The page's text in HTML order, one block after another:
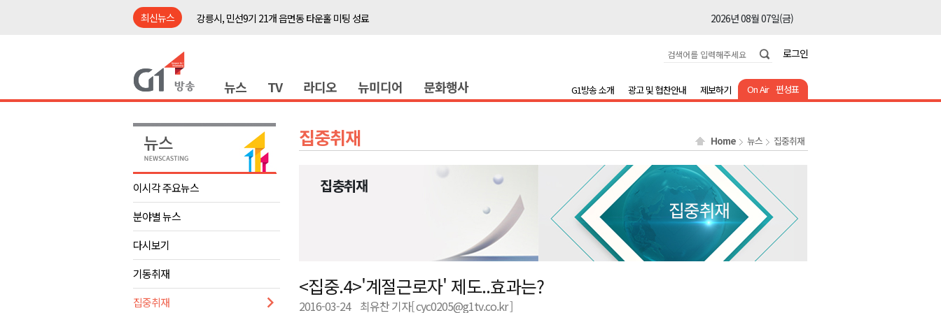
최신뉴스
강릉시, 민선9기 21개 읍면동 타운홀 미팅 성료
2026년 08월 07일(금)
2026년 08월 07일(금)
<강원랜드> 마카오 카지노 "복합리조트로 진화 중"
2026년 08월 07일(금)
강원도립대학교, 하반기 평생교육원 수강생 모집
태백시, 28~29일 제5회 황부자 며느리 축제
2026년 08월 07일(금)
오늘 극한폭염 계속..낮 최고 ‘영상 38도’
2026년 08월 07일(금)
2026년 08월 07일(금)
2026년 08월 07일(금)
2026년 08월 07일(금)
양구군, 원주환경청에 비점오염저감 사업 등 건의
2026년 08월 07일(금)
<강원랜드> 관광객이 인구 3배..싱가포르 복합리조트
<강원랜드> 마카오 카지노 "복합리조트로 진화 중"
로그인
뉴스 TV 라디오 뉴미디어 문화행사 On Air 편성표
G1방송 소개 광고 및 협찬안내 제보하기
이시각 주요뉴스
분야별 뉴스
다시보기
기동취재
집중취재
집중취재 Home 뉴스 집중취재
집충취재
<집중.4>'계절근로자' 제도..효과는?
2016-03-24 최유찬 기자[ cyc0205@g1tv.co.kr ]